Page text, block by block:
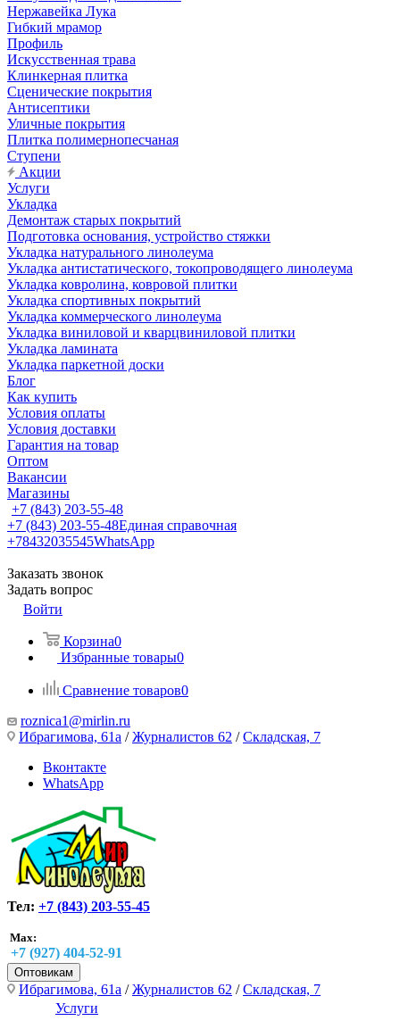
Нержавейка Лука
Гибкий мрамор
Профиль
Искусственная трава
Клинкерная плитка
Сценические покрытия
Антисептики
Уличные покрытия
Плитка полимернопесчаная
Ступени
Акции
Услуги
Укладка
Демонтаж старых покрытий
Подготовка основания, устройство стяжки
Укладка натурального линолеума
Укладка антистатического, токопроводящего линолеума
Укладка ковролина, ковровой плитки
Укладка спортивных покрытий
Укладка коммерческого линолеума
Укладка виниловой и кварцвиниловой плитки
Укладка ламината
Укладка паркетной доски
Блог
Как купить
Условия оплаты
Условия доставки
Гарантия на товар
Оптом
Вакансии
Магазины
+7 (843) 203-55-48
+7 (843) 203-55-48Единая справочная
+78432035545WhatsApp
Заказать звонок
Задать вопрос
Войти
Корзина0
Избранные товары0
Сравнение товаров0
roznica1@mirlin.ru
Ибрагимова, 61а /Журналистов 62 /Складская, 7
Вконтакте
WhatsApp
Тел: +7 (843) 203-55-45
Max:
+7 (927) 404-52-91
Оптовикам
Ибрагимова, 61а /Журналистов 62 /Складская, 7
Услуги